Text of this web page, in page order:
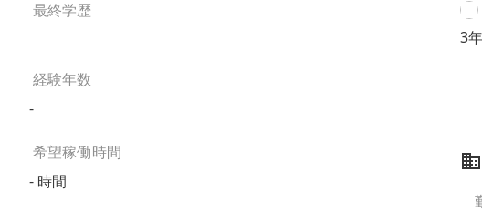
最終学歴
経験年数
-
希望稼働時間
- 時間
3年